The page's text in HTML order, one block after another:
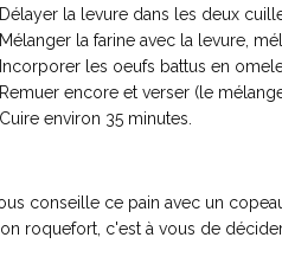
Délayer la levure dans les deux
Mélanger la farine avec la levure,
Incorporer les oeufs battus en
Remuer encore et verser (le
Cuire environ 35 minutes.
conseille ce pain avec un
roquefort, c'est à vous de